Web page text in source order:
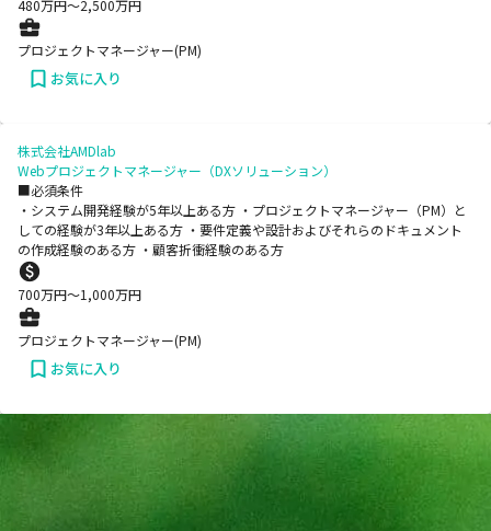
480万円〜2,500万円
プロジェクトマネージャー(PM)
お気に入り
株式会社AMDlab
Webプロジェクトマネージャー（DXソリューション）
■必須条件
・システム開発経験が5年以上ある方 ・プロジェクトマネージャー（PM）と
しての経験が3年以上ある方 ・要件定義や設計およびそれらのドキュメント
の作成経験のある方 ・顧客折衝経験のある方
700万円〜1,000万円
プロジェクトマネージャー(PM)
お気に入り